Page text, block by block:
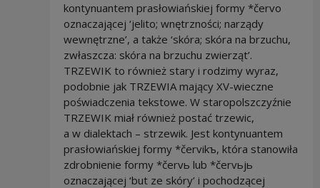
kontynuantem prasłowiańskiej formy *červo
oznaczającej ‘jelito; wnętrzności; narządy
wewnętrzne’, a także ‘skóra; skóra na brzuchu,
zwłaszcza: skóra na brzuchu zwierząt’.
TRZEWIK to również stary i rodzimy wyraz,
podobnie jak TRZEWIA mający XV-wieczne
poświadczenia tekstowe. W staropolszczyźnie
TRZEWIK miał również postać trzewic,
a w dialektach – strzewik. Jest kontynuantem
prasłowiańskiej formy *červikъ, która stanowiła
zdrobnienie formy *červь lub *červьjь
oznaczającej ‘but ze skóry’ i pochodzącej